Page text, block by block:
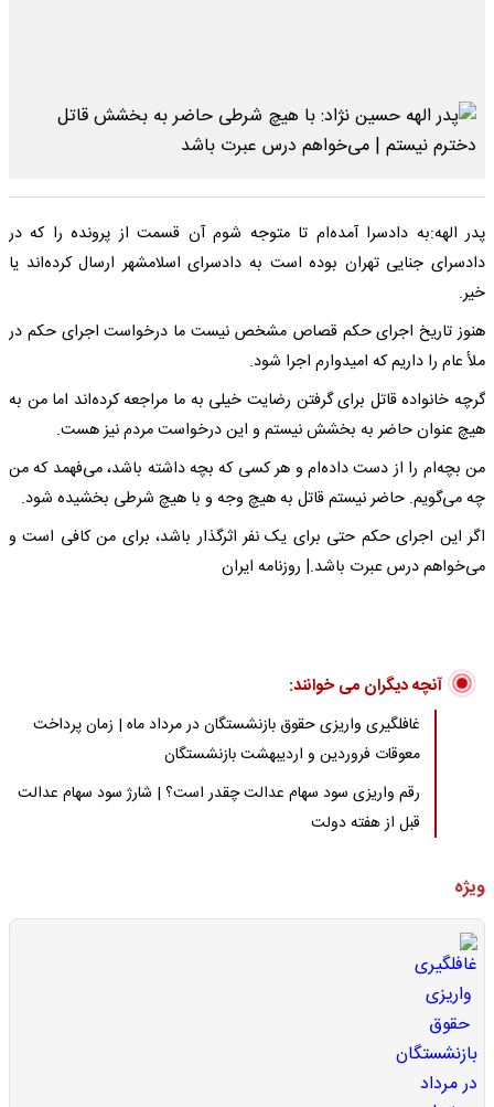
پدر الهه:به دادسرا آمده‌ام تا متوجه شوم آن قسمت از پرونده را که در
دادسرای جنایی تهران بوده است به دادسرای اسلامشهر ارسال کرده‌اند یا
خیر.
هنوز تاریخ اجرای حکم قصاص مشخص نیست ما درخواست اجرای حکم در
ملأ عام را داریم که امیدوارم اجرا شود.
گرچه خانواده قاتل برای گرفتن رضایت خیلی به ما مراجعه کرده‌اند اما من به
هیچ عنوان حاضر به بخشش نیستم و این درخواست مردم نیز هست.
من بچه‌ام را از دست داده‌ام و هر کسی که بچه داشته باشد، می‌فهمد که من
چه می‌گویم. حاضر نیستم قاتل به هیچ وجه و با هیچ شرطی بخشیده شود.
اگر این اجرای حکم حتی برای یک نفر اثرگذار باشد، برای من کافی است و
می‌خواهم درس عبرت باشد.| روزنامه ایران
آنچه دیگران می خوانند:
غافلگیری واریزی حقوق بازنشستگان در مرداد ماه | زمان پرداخت
معوقات فروردین و اردیبهشت بازنشستگان
رقم واریزی سود سهام عدالت چقدر است؟ | شارژ سود سهام عدالت
قبل از هفته دولت
ویژه